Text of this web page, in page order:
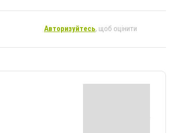
Авторизуйтесь, щоб оцінити